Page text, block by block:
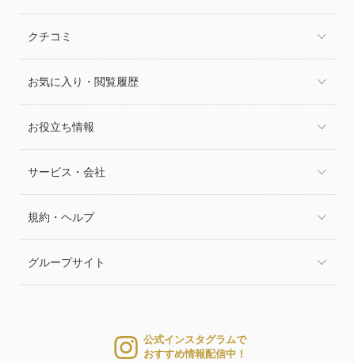
クチコミ
お気に入り・閲覧履歴
お役立ち情報
サービス・会社
規約・ヘルプ
グループサイト
公式インスタグラムで
おすすめ情報配信中！